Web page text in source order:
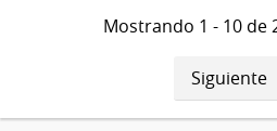
Mostrando 1 - 10 de
Siguiente
página
Siguiente